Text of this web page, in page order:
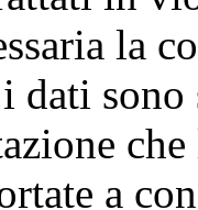
la
dati sono
a